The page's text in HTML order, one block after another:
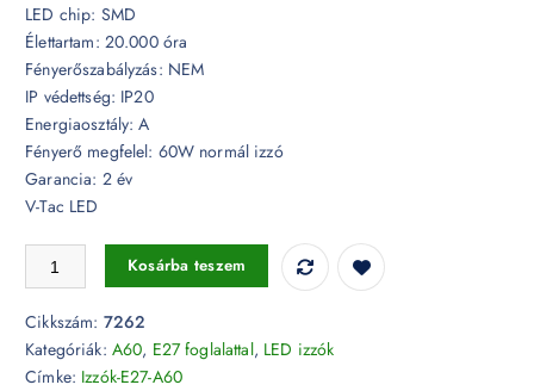
LED chip: SMD
Élettartam: 20.000 óra
Fényerőszabályzás: NEM
IP védettség: IP20
Energiaosztály: A
Fényerő megfelel: 60W normál izzó
Garancia: 2 év
V-Tac LED
LED izzó - 9W E27 A60 Thermoplastic 6400K - 7262 mennyiség
Kosárba teszem
Cikkszám: 7262
Kategóriák: A60, E27 foglalattal, LED izzók
Címke: Izzók-E27-A60